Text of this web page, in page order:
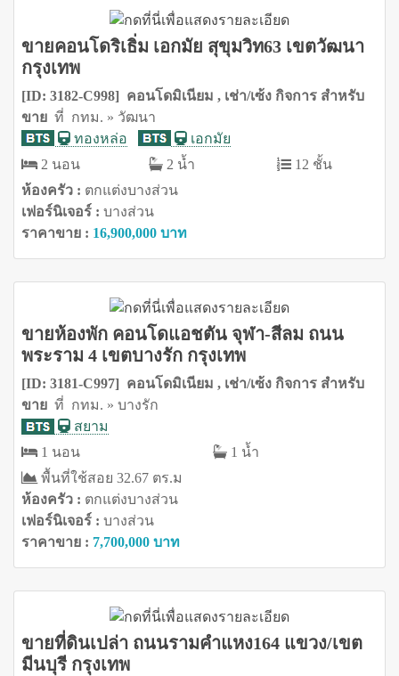
ขายคอนโดริเธิ่ม เอกมัย สุขุมวิท63 เขตวัฒนา
กรุงเทพ
[ID: 3182-C998] คอนโดมิเนียม , เช่า/เซ้ง กิจการ สำหรับ
ขาย ที่ กทม. » วัฒนา
ทองหล่อ
เอกมัย
2 นอน
2 น้ำ
12 ชั้น
ห้องครัว : ตกแต่งบางส่วน
เฟอร์นิเจอร์ : บางส่วน
ราคาขาย : 16,900,000 บาท
ขายห้องพัก คอนโดแอชตัน จุฬา-สีลม ถนน
พระราม 4 เขตบางรัก กรุงเทพ
[ID: 3181-C997] คอนโดมิเนียม , เช่า/เซ้ง กิจการ สำหรับ
ขาย ที่ กทม. » บางรัก
สยาม
1 นอน
1 น้ำ
พื้นที่ใช้สอย 32.67 ตร.ม
ห้องครัว : ตกแต่งบางส่วน
เฟอร์นิเจอร์ : บางส่วน
ราคาขาย : 7,700,000 บาท
ขายที่ดินเปล่า ถนนรามคำแหง164 แขวง/เขต
มีนบุรี กรุงเทพ